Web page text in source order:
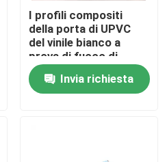
I profili compositi
della porta di UPVC
del vinile bianco a
prova di fuoco di
profili hanno
personalizzato
Invia richiesta